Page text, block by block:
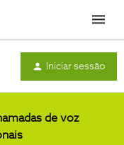
Menu
Iniciar sessão
de voz